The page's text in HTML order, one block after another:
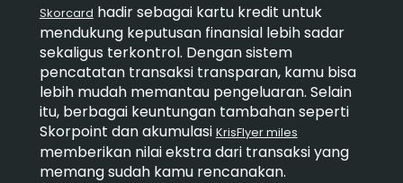
Skorcard hadir sebagai kartu kredit untuk
mendukung keputusan finansial lebih sadar
sekaligus terkontrol. Dengan sistem
pencatatan transaksi transparan, kamu bisa
lebih mudah memantau pengeluaran. Selain
itu, berbagai keuntungan tambahan seperti
Skorpoint dan akumulasi KrisFlyer miles
memberikan nilai ekstra dari transaksi yang
memang sudah kamu rencanakan.